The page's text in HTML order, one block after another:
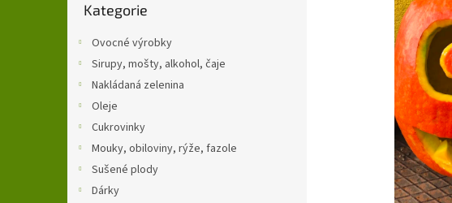
kategorie
Kategorie
Ovocné výrobky
Sirupy, mošty, alkohol, čaje
Nakládaná zelenina
Oleje
Cukrovinky
Mouky, obiloviny, rýže, fazole
Sušené plody
Dárky